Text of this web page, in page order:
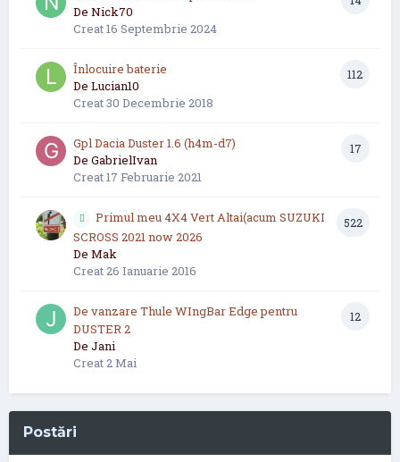
De Nick70
Creat16 Septembrie 2024
112
Înlocuire baterie
De Lucian10
Creat30 Decembrie 2018
17
Gpl Dacia Duster 1.6 (h4m-d7)
De GabrielIvan
Creat17 Februarie 2021
522
Primul meu 4X4 Vert Altai(acum SUZUKI
SCROSS 2021 now 2026
De Mak
Creat26 Ianuarie 2016
12
De vanzare Thule WIngBar Edge pentru
DUSTER 2
De Jani
Creat2 Mai
Postări